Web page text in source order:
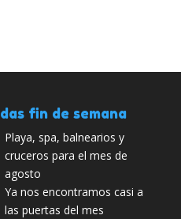
fin de semana
Playa, spa, balnearios y
cruceros para el mes de
agosto
Ya nos encontramos casi a
las puertas del mes